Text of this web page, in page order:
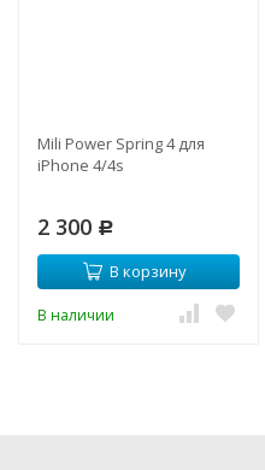
Mili Power Spring 4 для
iPhone 4/4s
2 300 Р
В корзину
В наличии